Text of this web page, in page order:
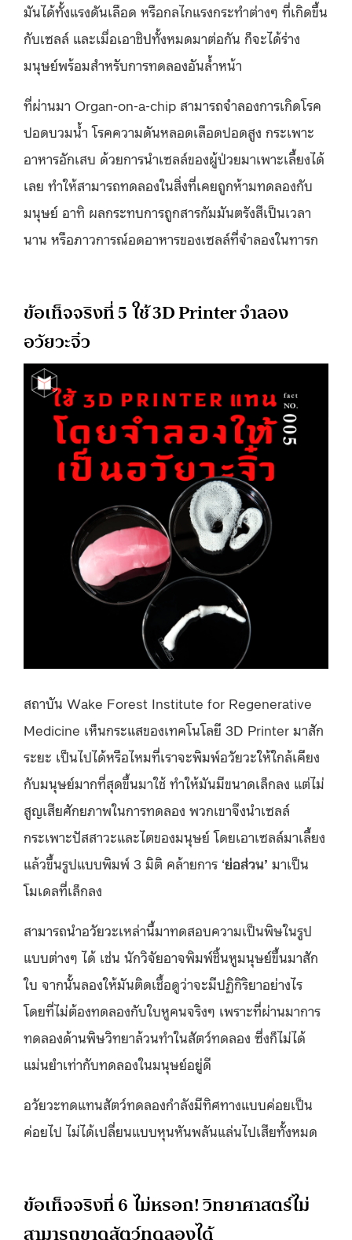
มันได้ทั้งแรงดันเลือด หรือกลไกแรงกระทำต่างๆ ที่เกิดขึ้น
กับเซลล์ และเมื่อเอาชิปทั้งหมดมาต่อกัน ก็จะได้ร่าง
มนุษย์พร้อมสำหรับการทดลองอันล้ำหน้า
ที่ผ่านมา Organ-on-a-chip สามารถจำลองการเกิดโรค
ปอดบวมน้ำ โรคความดันหลอดเลือดปอดสูง กระเพาะ
อาหารอักเสบ ด้วยการนำเซลล์ของผู้ป่วยมาเพาะเลี้ยงได้
เลย ทำให้สามารถทดลองในสิ่งที่เคยถูกห้ามทดลองกับ
มนุษย์ อาทิ ผลกระทบการถูกสารกัมมันตรังสีเป็นเวลา
นาน หรือภาวการณ์อดอาหารของเซลล์ที่จำลองในทารก
ข้อเท็จจริงที่ 5 ใช้ 3D Printer จำลอง
อวัยวะจิ๋ว
สถาบัน Wake Forest Institute for Regenerative
Medicine เห็นกระแสของเทคโนโลยี 3D Printer มาสัก
ระยะ เป็นไปได้หรือไหมที่เราจะพิมพ์อวัยวะให้ใกล้เคียง
กับมนุษย์มากที่สุดขึ้นมาใช้ ทำให้มันมีขนาดเล็กลง แต่ไม่
สูญเสียศักยภาพในการทดลอง พวกเขาจึงนำเซลล์
กระเพาะปัสสาวะและไตของมนุษย์ โดยเอาเซลล์มาเลี้ยง
แล้วขึ้นรูปแบบพิมพ์ 3 มิติ คล้ายการ ‘ย่อส่วน’ มาเป็น
โมเดลที่เล็กลง
สามารถนำอวัยวะเหล่านี้มาทดสอบความเป็นพิษในรูป
แบบต่างๆ ได้ เช่น นักวิจัยอาจพิมพ์ชิ้นหูมนุษย์ขึ้นมาสัก
ใบ จากนั้นลองให้มันติดเชื้อดูว่าจะมีปฏิกิริยาอย่างไร
โดยที่ไม่ต้องทดลองกับใบหูคนจริงๆ เพราะที่ผ่านมาการ
ทดลองด้านพิษวิทยาล้วนทำในสัตว์ทดลอง ซึ่งก็ไม่ได้
แม่นยำเท่ากับทดลองในมนุษย์อยู่ดี
อวัยวะทดแทนสัตว์ทดลองกำลังมีทิศทางแบบค่อยเป็น
ค่อยไป ไม่ได้เปลี่ยนแบบหุนหันพลันแล่นไปเสียทั้งหมด
ข้อเท็จจริงที่ 6 ไม่หรอก! วิทยาศาสตร์ไม่
สามารถขาดสัตว์ทดลองได้